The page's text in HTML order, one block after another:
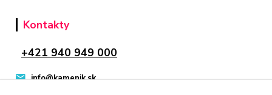
Kontakty
+421 940 949 000
info@kamenik.sk